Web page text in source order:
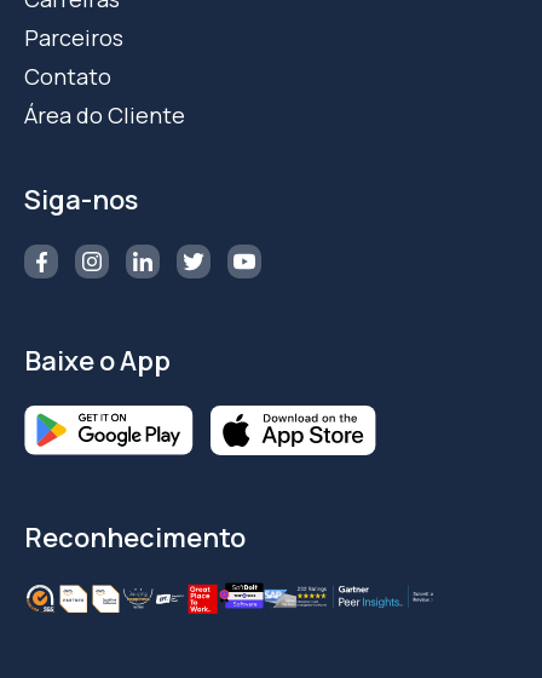
Parceiros
Contato
Área do Cliente
Siga-nos
Baixe o App
Reconhecimento